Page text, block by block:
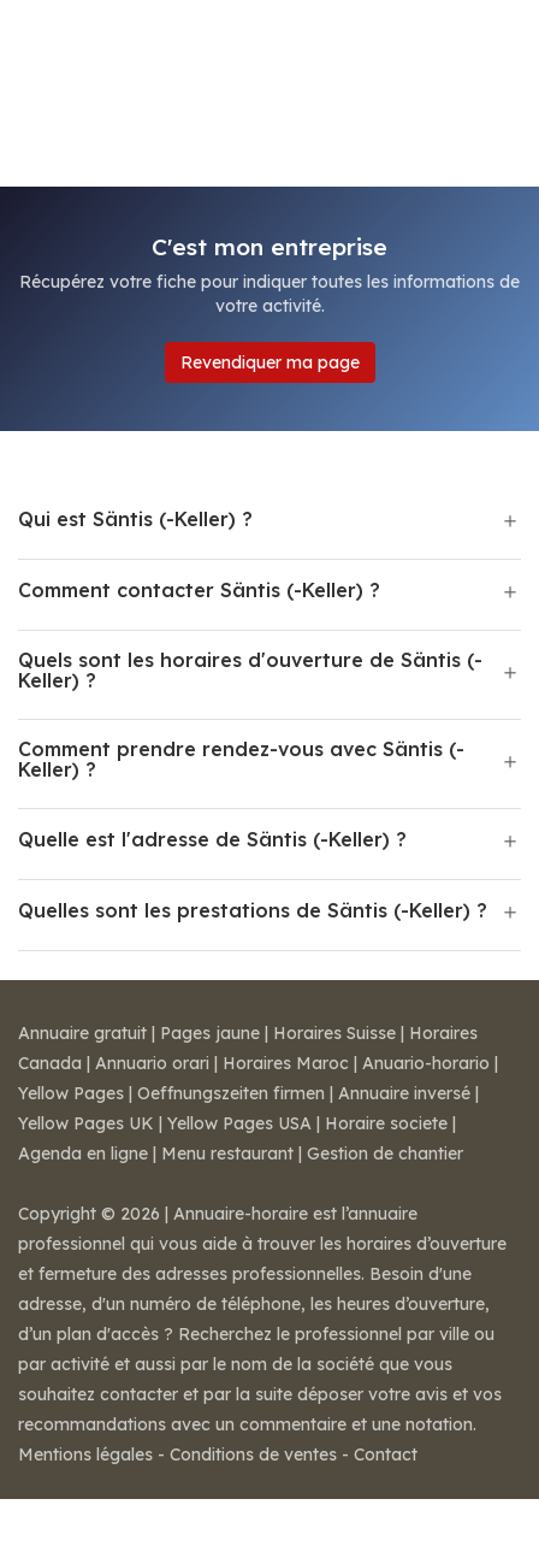
C'est mon entreprise
Récupérez votre fiche pour indiquer toutes les informations de
votre activité.
Revendiquer ma page
Qui est Säntis (-Keller) ?
Comment contacter Säntis (-Keller) ?
Quels sont les horaires d'ouverture de Säntis (-
Keller) ?
Comment prendre rendez-vous avec Säntis (-
Keller) ?
Quelle est l'adresse de Säntis (-Keller) ?
Quelles sont les prestations de Säntis (-Keller) ?
Annuaire gratuit | Pages jaune | Horaires Suisse | Horaires
Canada | Annuario orari | Horaires Maroc | Anuario-horario |
Yellow Pages | Oeffnungszeiten firmen | Annuaire inversé |
Yellow Pages UK | Yellow Pages USA | Horaire societe |
Agenda en ligne | Menu restaurant | Gestion de chantier
Copyright © 2026 | Annuaire-horaire est l’annuaire
professionnel qui vous aide à trouver les horaires d’ouverture
et fermeture des adresses professionnelles. Besoin d'une
adresse, d'un numéro de téléphone, les heures d’ouverture,
d’un plan d'accès ? Recherchez le professionnel par ville ou
par activité et aussi par le nom de la société que vous
souhaitez contacter et par la suite déposer votre avis et vos
recommandations avec un commentaire et une notation.
Mentions légales - Conditions de ventes - Contact